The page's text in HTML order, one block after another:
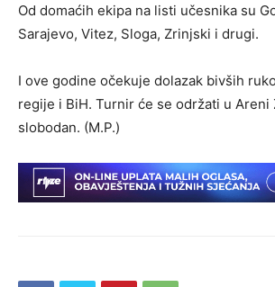
Od domaćih ekipa na listi učesnika su
Sarajevo, Vitez, Sloga, Zrinjski i drugi.
I ove godine očekuje dolazak bivših
regije i BiH. Turnir će se održati u Areni
slobodan. (M.P.)